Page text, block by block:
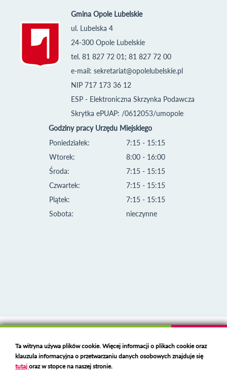
Gmina Opole Lubelskie
ul. Lubelska 4
24-300 Opole Lubelskie
tel. 81 827 72 01; 81 827 72 00
e-mail: sekretariat@opolelubelskie.pl
NIP 717 173 36 12
ESP - Elektroniczna Skrzynka Podawcza
Skrytka ePUAP: /0612053/umopole
Godziny pracy Urzędu Miejskiego
Poniedziałek:
Wtorek:
Środa:
Czwartek:
Piątek:
Sobota:
7:15 - 15:15
8:00 - 16:00
7:15 - 15:15
7:15 - 15:15
7:15 - 15:15
nieczynne
Deklaracja dostępności
Polski serwer RBLhttps://polspam.pl/
Ta witryna używa plików cookie. Więcej informacji o plikach cookie oraz
klauzula informacyjna o przetwarzaniu danych osobowych znajduje się
tutajoraz w stopce na naszej stronie.